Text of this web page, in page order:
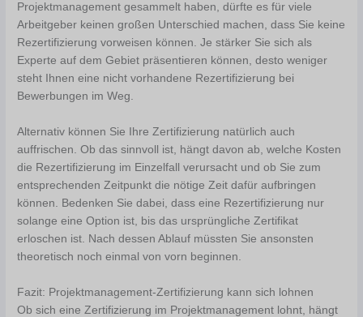
Projektmanagement gesammelt haben, dürfte es für viele
Arbeitgeber keinen großen Unterschied machen, dass Sie keine
Rezertifizierung vorweisen können. Je stärker Sie sich als
Experte auf dem Gebiet präsentieren können, desto weniger
steht Ihnen eine nicht vorhandene Rezertifizierung bei
Bewerbungen im Weg.
Alternativ können Sie Ihre Zertifizierung natürlich auch
auffrischen. Ob das sinnvoll ist, hängt davon ab, welche Kosten
die Rezertifizierung im Einzelfall verursacht und ob Sie zum
entsprechenden Zeitpunkt die nötige Zeit dafür aufbringen
können. Bedenken Sie dabei, dass eine Rezertifizierung nur
solange eine Option ist, bis das ursprüngliche Zertifikat
erloschen ist. Nach dessen Ablauf müssten Sie ansonsten
theoretisch noch einmal von vorn beginnen.
Fazit: Projektmanagement-Zertifizierung kann sich lohnen
Ob sich eine Zertifizierung im Projektmanagement lohnt, hängt